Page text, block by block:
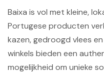
Baixa is vol met kleine,
Portugese producten
kazen, gedroogd vlees
winkels bieden een
mogelijkheid om unieke